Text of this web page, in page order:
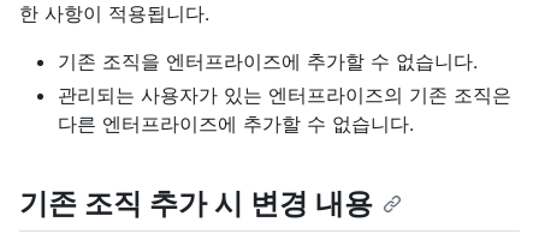
한 사항이 적용됩니다.
기존 조직을 엔터프라이즈에 추가할 수 없습니다.
관리되는 사용자가 있는 엔터프라이즈의 기존 조직은
다른 엔터프라이즈에 추가할 수 없습니다.
기존 조직 추가 시 변경 내용